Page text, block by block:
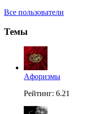
Все пользователи
Темы
Aфоризмы
Рейтинг: 6.21